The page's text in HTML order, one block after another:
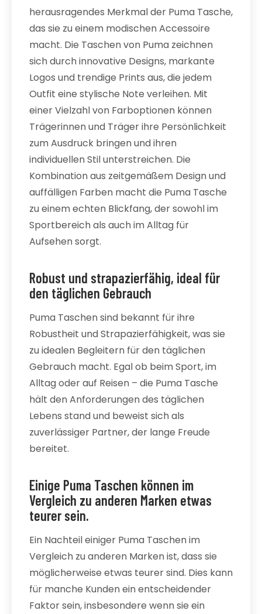
herausragendes Merkmal der Puma Tasche,
das sie zu einem modischen Accessoire
macht. Die Taschen von Puma zeichnen
sich durch innovative Designs, markante
Logos und trendige Prints aus, die jedem
Outfit eine stylische Note verleihen. Mit
einer Vielzahl von Farboptionen können
Trägerinnen und Träger ihre Persönlichkeit
zum Ausdruck bringen und ihren
individuellen Stil unterstreichen. Die
Kombination aus zeitgemäßem Design und
auffälligen Farben macht die Puma Tasche
zu einem echten Blickfang, der sowohl im
Sportbereich als auch im Alltag für
Aufsehen sorgt.
Robust und strapazierfähig, ideal für
den täglichen Gebrauch
Puma Taschen sind bekannt für ihre
Robustheit und Strapazierfähigkeit, was sie
zu idealen Begleitern für den täglichen
Gebrauch macht. Egal ob beim Sport, im
Alltag oder auf Reisen – die Puma Tasche
hält den Anforderungen des täglichen
Lebens stand und beweist sich als
zuverlässiger Partner, der lange Freude
bereitet.
Einige Puma Taschen können im
Vergleich zu anderen Marken etwas
teurer sein.
Ein Nachteil einiger Puma Taschen im
Vergleich zu anderen Marken ist, dass sie
möglicherweise etwas teurer sind. Dies kann
für manche Kunden ein entscheidender
Faktor sein, insbesondere wenn sie ein